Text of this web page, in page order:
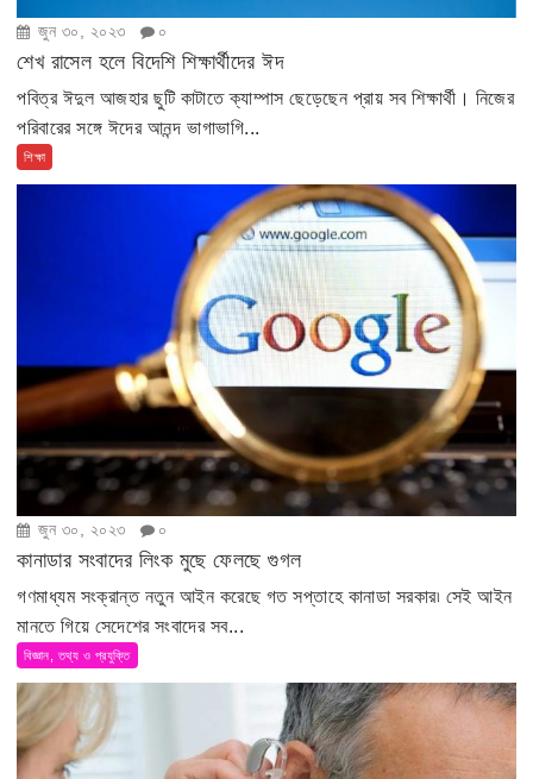
জুন ৩০, ২০২৩ ০
শেখ রাসেল হলে বিদেশি শিক্ষার্থীদের ঈদ
পবিত্র ঈদুল আজহার ছুটি কাটাতে ক্যাম্পাস ছেড়েছেন প্রায় সব শিক্ষার্থী। নিজের
পরিবারের সঙ্গে ঈদের আনন্দ ভাগাভাগি...
শিক্ষা
জুন ৩০, ২০২৩ ০
কানাডার সংবাদের লিংক মুছে ফেলছে গুগল
গণমাধ্যম সংক্রান্ত নতুন আইন করেছে গত সপ্তাহে কানাডা সরকার৷ সেই আইন
মানতে গিয়ে সেদেশের সংবাদের সব...
বিজ্ঞান, তথ্য ও প্রযুক্তি